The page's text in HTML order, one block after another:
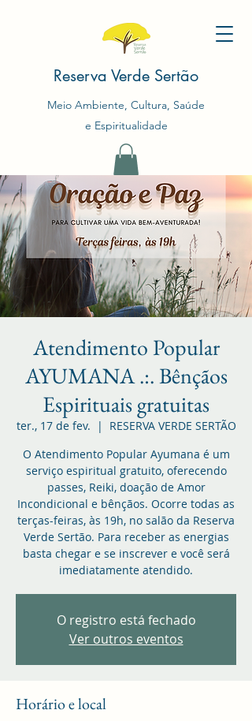
Reserva Verde Sertão
Meio Ambiente, Cultura, Saúde
e Espiritualidade
Atendimento Popular
AYUMANA .:. Bênçãos
Espirituais gratuitas
ter., 17 de fev.
  |
RESERVA VERDE SERTÃO
O Atendimento Popular Ayumana é um
serviço espiritual gratuito, oferecendo
passes, Reiki, doação de Amor
Incondicional e bênçãos. Ocorre todas as
terças-feiras, às 19h, no salão da Reserva
Verde Sertão. Para receber as energias
basta chegar e se inscrever e você será
imediatamente atendido.
O registro está fechado
Ver outros eventos
Horário e local